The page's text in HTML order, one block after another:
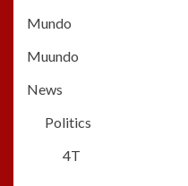
Mundo
Muundo
News
Politics
4T